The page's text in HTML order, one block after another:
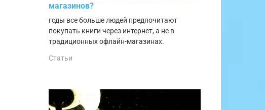
магазинов?
годы все больше людей предпочитают
покупать книги через интернет, а не в
традиционных офлайн-магазинах.
Статьи